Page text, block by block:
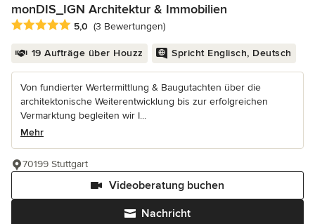
monDIS_IGN Architektur & Immobilien
Durchschnittliche Bewertung: 5 von 5 Sternen
5,0 (3 Bewertungen)
19 Aufträge über Houzz Spricht Englisch, Deutsch
Von fundierter Wertermittlung & Baugutachten über die
architektonische Weiterentwicklung bis zur erfolgreichen
Vermarktung begleiten wir I...
Mehr
Nachricht
Videoberatung buchen
70199 Stuttgart